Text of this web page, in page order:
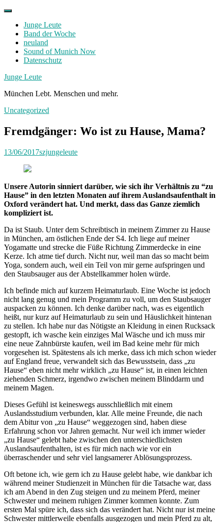
Skip
contentJunge Leute
Band der Woche
neuland
Sound of Munich Now
Datenschutz
Facebook
Twitter
Instagram
Junge Leute
München Lebt. Menschen und mehr.
Uncategorized
Fremdgänger: Wo ist zu Hause, Mama?
13/06/2017szjungeleute
Unsere Autorin sinniert darüber, wie sich ihr Verhältnis zu “zu
Hause” in den letzten Monaten auf ihrem Auslandsaufenthalt in
Oxford verändert hat. Und merkt, dass das Ganze ziemlich
kompliziert ist.
Da ist Staub. Unter dem Schreibtisch in meinem Zimmer zu Hause
in München, am östlichen Ende der S4. Ich liege auf meiner
Yogamatte und strecke die Füße Richtung Zimmerdecke in eine
Kerze. Ich atme tief durch. Nicht nur, weil man das so macht beim
Yoga, sondern auch, weil ein Teil von mir gerne aufspringen und
den Staubsauger aus der Abstellkammer holen würde.
Ich befinde mich auf kurzem Heimaturlaub. Eine Woche ist jedoch
nicht lang genug und mein Programm zu voll, um den Staubsauger
auspacken zu können. Ich denke darüber nach, was es eigentlich
heißt, nur kurz auf Heimaturlaub zu sein und Häuslichkeit hintenan
zu stellen. Ich habe nur das Nötigste an Kleidung in einen Rucksack
gestopft, ich wasche kein einziges Mal Wäsche und ich muss mir
eine neue Zahnbürste kaufen, weil im Bad keine mehr für mich
vorgesehen ist. Spätestens als ich merke, dass ich mich schon wieder
auf England freue, verwandelt sich das Bewusstsein, dass „zu
Hause“ eben nicht mehr wirklich „zu Hause“ ist, in einen leichten
ziehenden Schmerz, irgendwo zwischen meinem Blinddarm und
meinem Magen.
Dieses Gefühl ist keineswegs ausschließlich mit einem
Auslandsstudium verbunden, klar. Alle meine Freunde, die nach
dem Abitur von „zu Hause“ weggezogen sind, haben diese
Erfahrung schon vor Jahren gemacht. Nur weil ich immer wieder
„zu Hause“ gelebt habe zwischen den unterschiedlichsten
Auslandsaufenthalten, ist es für mich nach wie vor ein
überraschender und sehr viel langsamerer Ablösungsprozess.
Oft betone ich, wie gern ich zu Hause gelebt habe, wie dankbar ich
während meiner Studienzeit in München für die Tatsache war, dass
ich am Abend in den Zug steigen und zu meinem Pferd, meiner
Schwester und meinem ruhigen Zimmer kommen konnte. Zum
ersten Mal spüre ich, dass sich das verändert hat. Nicht nur ist meine
Schwester mittlerweile ebenfalls ausgezogen und mein Pferd zu alt,